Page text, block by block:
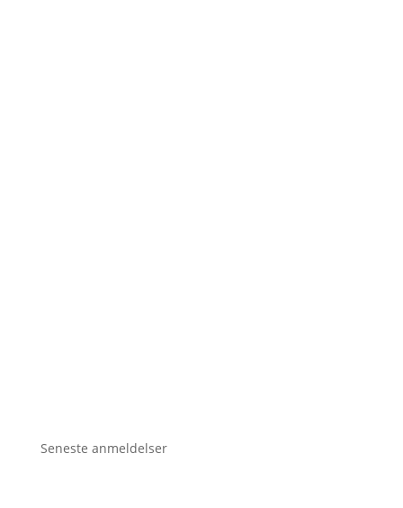
Seneste anmeldelser